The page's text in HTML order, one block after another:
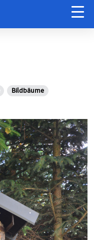
Bildbäume